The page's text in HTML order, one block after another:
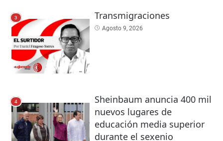
3 Transmigraciones
Agosto 9, 2026
4
Sheinbaum anuncia 400 mil
nuevos lugares de
educación media superior
durante el sexenio